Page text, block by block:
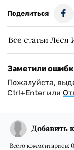
Поделиться
Все статьи Леся
Заметили
Пожалуйста,
Ctrl+Enter или
Добавить
Всего комментариев: 0